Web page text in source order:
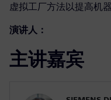
虚拟工厂方法以提高机
演讲人：
主讲嘉宾